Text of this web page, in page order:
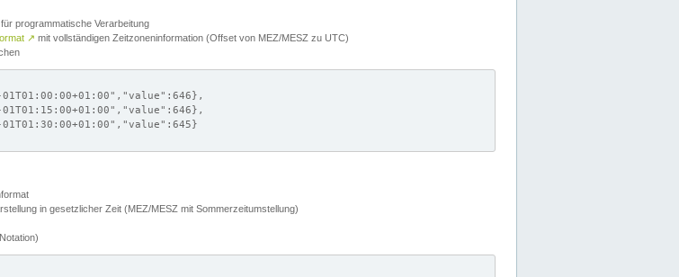
programmatische Verarbeitung
↗ mit vollständigen Zeitzoneninformation (Offset von MEZ/MESZ zu UTC)
in gesetzlicher Zeit (MEZ/MESZ mit Sommerzeitumstellung)